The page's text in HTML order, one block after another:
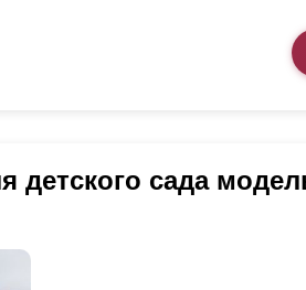
детского сада